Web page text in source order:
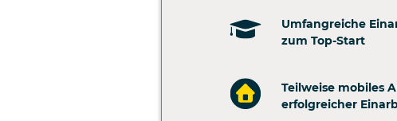
Umfangreiche
zum Top-Start
Teilweise mobiles
erfolgreicher